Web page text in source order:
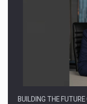
BUILDING THE